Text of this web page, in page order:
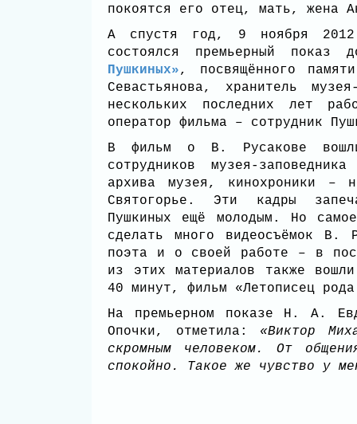
покоятся его отец, мать, жена
А спустя год, 9 ноября 2012
состоялся премьерный показ
Пушкиных», посвящённого
Севастьянова, хранитель
нескольких последних лет
оператор фильма – сотрудник
В фильм о В. Русакове вошли
сотрудников музея-
архива музея, кинохроники –
Святогорье. Эти кадры
Пушкиных ещё молодым. Но
сделать много видеосъёмок В.
поэта и о своей работе – в
из этих материалов также
40 минут, фильм «Летописец
На премьерном показе Н. А.
Опочки, отметила: «Виктор
скромным человеком. От
спокойно. Такое же чувство у